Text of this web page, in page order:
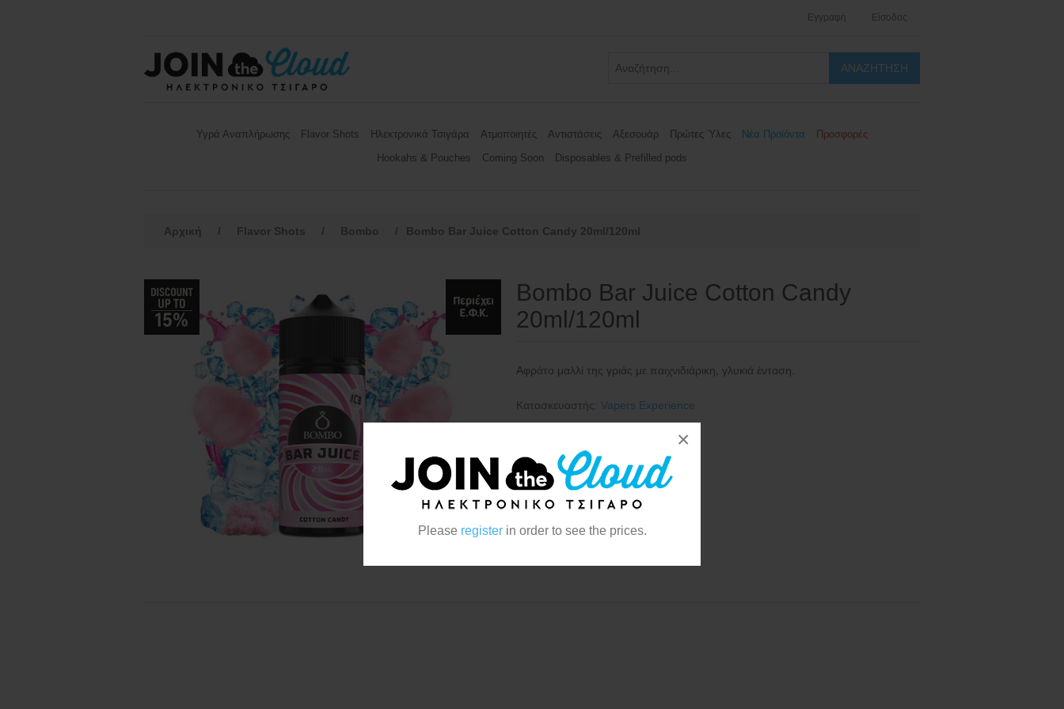
Please registerin order to see the prices.
×
Εγγραφή Είσοδος
Υγρά Αναπλήρωσης Flavor Shots Ηλεκτρονικά Τσιγάρα Ατμοποιητές Αντιστάσεις Αξεσουάρ Πρώτες Ύλες Νέα Προϊόντα
Προσφορές
Hookahs & Pouches
Coming Soon Disposables & Prefilled pods
Αρχική / Flavor Shots / Bombo / Bombo Bar Juice Cotton Candy 20ml/120ml
Bombo Bar Juice Cotton Candy
20ml/120ml
Αφράτο μαλλί της γριάς με παιχνιδιάρικη, γλυκιά ένταση.
Κατασκευαστής: Vapers Experience